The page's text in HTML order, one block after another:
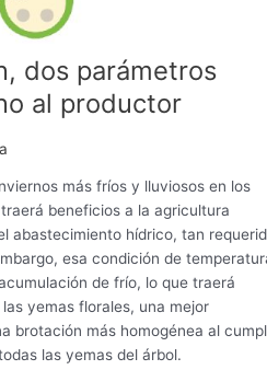
dos parámetros
al productor
más fríos y lluviosos en los
beneficios a la agricultura
abastecimiento hídrico, tan
esa condición de
de frío, lo que traerá
yemas florales, una mejor
brotación más homogénea al
las yemas del árbol.